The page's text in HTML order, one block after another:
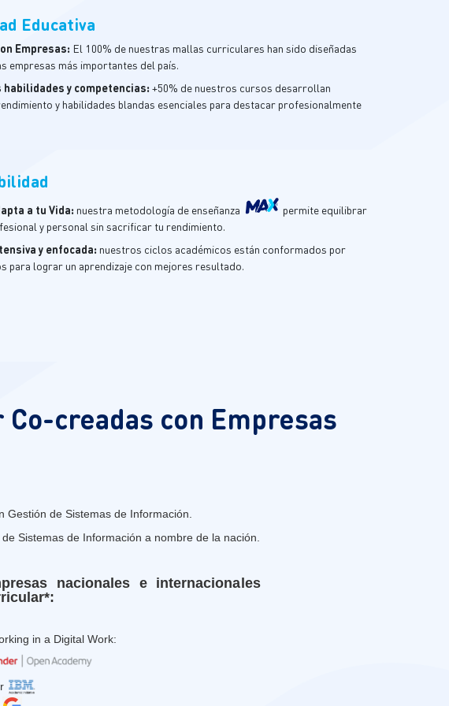
Educativa
Empresas: El 100% de nuestras mallas curriculares han sido diseñadas
empresas más importantes del país.
y competencias:+50% de nuestros cursos desarrollan
y habilidades blandas esenciales para destacar profesionalmente
a tu Vida: nuestra metodología de enseñanza
permite equilibrar
y personal sin sacrificar tu rendimiento.
y enfocada: nuestros ciclos académicos están conformados por
para lograr un aprendizaje con mejores resultado.
creadas con Empresas
Gestión de Sistemas de Información.
Sistemas de Información a nombre de la nación.
nacionales e internacionales
in a Digital Work: